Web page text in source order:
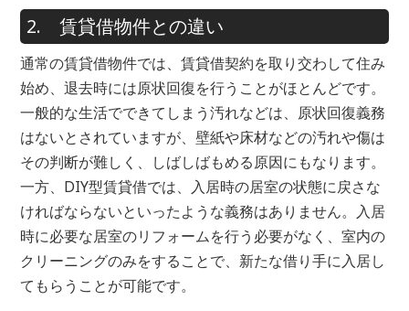
2. 賃貸借物件との違い
通常の賃貸借物件では、賃貸借契約を取り交わして住み
始め、退去時には原状回復を行うことがほとんどです。
一般的な生活でできてしまう汚れなどは、原状回復義務
はないとされていますが、壁紙や床材などの汚れや傷は
その判断が難しく、しばしばもめる原因にもなります。
一方、DIY型賃貸借では、入居時の居室の状態に戻さな
ければならないといったような義務はありません。入居
時に必要な居室のリフォームを行う必要がなく、室内の
クリーニングのみをすることで、新たな借り手に入居し
てもらうことが可能です。